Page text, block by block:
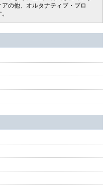
の他、オルタナティブ・ブロ